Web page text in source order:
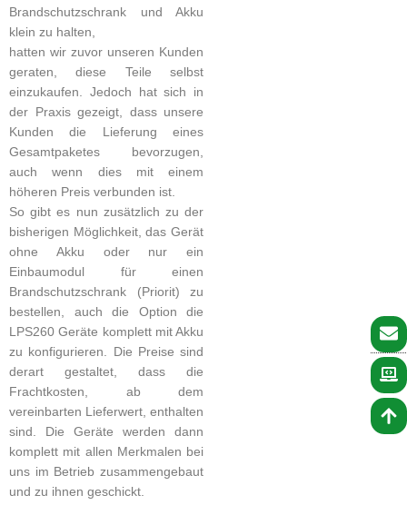
Brandschutzschrank und Akku
klein zu halten,
hatten wir zuvor unseren Kunden
geraten, diese Teile selbst
einzukaufen. Jedoch hat sich in
der Praxis gezeigt, dass unsere
Kunden die Lieferung eines
Gesamtpaketes bevorzugen,
auch wenn dies mit einem
höheren Preis verbunden ist.
So gibt es nun zusätzlich zu der
bisherigen Möglichkeit, das Gerät
ohne Akku oder nur ein
Einbaumodul für einen
Brandschutzschrank (Priorit) zu
bestellen, auch die Option die
LPS260 Geräte komplett mit Akku
zu konfigurieren. Die Preise sind
derart gestaltet, dass die
Frachtkosten, ab dem
vereinbarten Lieferwert, enthalten
sind. Die Geräte werden dann
komplett mit allen Merkmalen bei
uns im Betrieb zusammengebaut
und zu ihnen geschickt.